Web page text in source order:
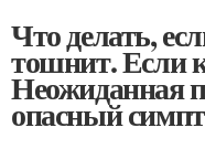
Что делать,
тошнит. Если
Неожиданная
опасный